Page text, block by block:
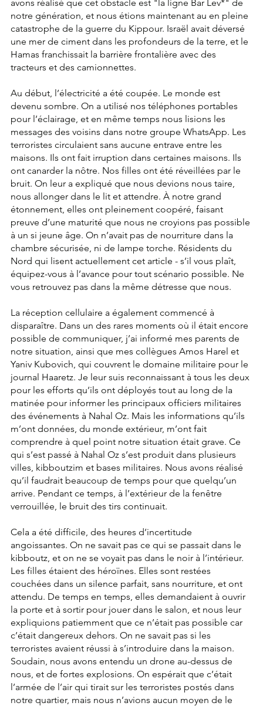
avons réalisé que cet obstacle est "la ligne Bar Lev*" de
notre génération, et nous étions maintenant au en pleine
catastrophe de la guerre du Kippour. Israël avait déversé
une mer de ciment dans les profondeurs de la terre, et le
Hamas franchissait la barrière frontalière avec des
tracteurs et des camionnettes.
Au début, l’électricité a été coupée. Le monde est
devenu sombre. On a utilisé nos téléphones portables
pour l’éclairage, et en même temps nous lisions les
messages des voisins dans notre groupe WhatsApp. Les
terroristes circulaient sans aucune entrave entre les
maisons. Ils ont fait irruption dans certaines maisons. Ils
ont canarder la nôtre. Nos filles ont été réveillées par le
bruit. On leur a expliqué que nous devions nous taire,
nous allonger dans le lit et attendre. À notre grand
étonnement, elles ont pleinement coopéré, faisant
preuve d’une maturité que nous ne croyions pas possible
à un si jeune âge. On n’avait pas de nourriture dans la
chambre sécurisée, ni de lampe torche. Résidents du
Nord qui lisent actuellement cet article - s’il vous plaît,
équipez-vous à l’avance pour tout scénario possible. Ne
vous retrouvez pas dans la même détresse que nous.
La réception cellulaire a également commencé à
disparaître. Dans un des rares moments où il était encore
possible de communiquer, j’ai informé mes parents de
notre situation, ainsi que mes collègues Amos Harel et
Yaniv Kubovich, qui couvrent le domaine militaire pour le
journal Haaretz. Je leur suis reconnaissant à tous les deux
pour les efforts qu’ils ont déployés tout au long de la
matinée pour informer les principaux officiers militaires
des événements à Nahal Oz. Mais les informations qu’ils
m’ont données, du monde extérieur, m’ont fait
comprendre à quel point notre situation était grave. Ce
qui s’est passé à Nahal Oz s’est produit dans plusieurs
villes, kibboutzim et bases militaires. Nous avons réalisé
qu’il faudrait beaucoup de temps pour que quelqu’un
arrive. Pendant ce temps, à l’extérieur de la fenêtre
verrouillée, le bruit des tirs continuait.
Cela a été difficile, des heures d’incertitude
angoissantes. On ne savait pas ce qui se passait dans le
kibboutz, et on ne se voyait pas dans le noir à l’intérieur.
Les filles étaient des héroïnes. Elles sont restées
couchées dans un silence parfait, sans nourriture, et ont
attendu. De temps en temps, elles demandaient à ouvrir
la porte et à sortir pour jouer dans le salon, et nous leur
expliquions patiemment que ce n’était pas possible car
c’était dangereux dehors. On ne savait pas si les
terroristes avaient réussi à s’introduire dans la maison.
Soudain, nous avons entendu un drone au-dessus de
nous, et de fortes explosions. On espérait que c’était
l’armée de l’air qui tirait sur les terroristes postés dans
notre quartier, mais nous n’avions aucun moyen de le